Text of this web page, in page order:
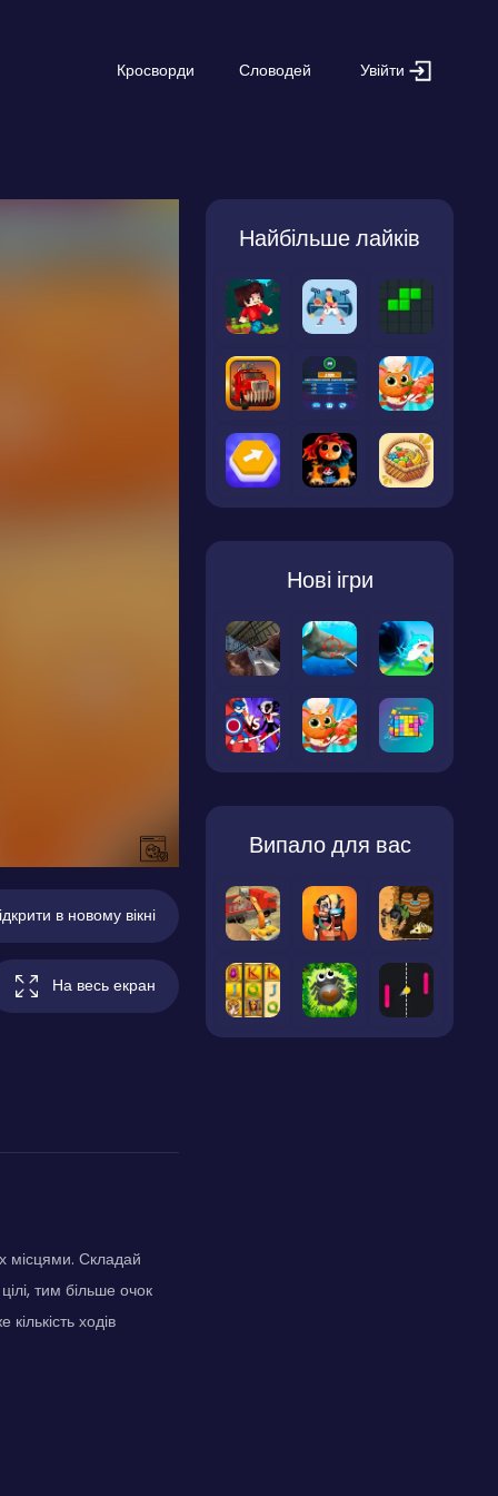
Кросворди Словодей Увійти
в новому вікні
На весь екран
місцями. Складай
тим більше очок
ходів
Найбільше лайків
Нові ігри
Випало для вас